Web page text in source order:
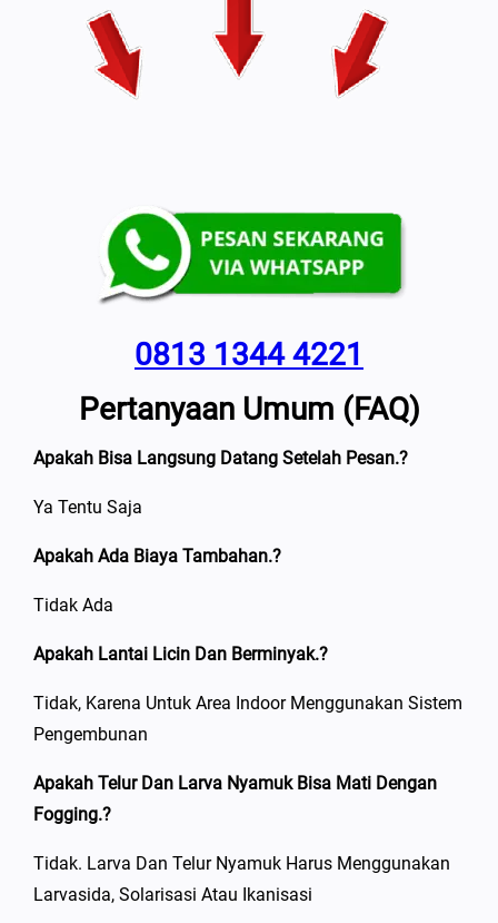
0813 1344 4221
Pertanyaan Umum (FAQ)
Apakah Bisa Langsung Datang Setelah Pesan.?
Ya Tentu Saja
Apakah Ada Biaya Tambahan.?
Tidak Ada
Apakah Lantai Licin Dan Berminyak.?
Tidak, Karena Untuk Area Indoor Menggunakan Sistem
Pengembunan
Apakah Telur Dan Larva Nyamuk Bisa Mati Dengan
Fogging.?
Tidak. Larva Dan Telur Nyamuk Harus Menggunakan
Larvasida, Solarisasi Atau Ikanisasi